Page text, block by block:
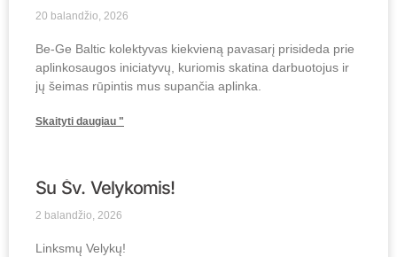
20 balandžio, 2026
Be-Ge Baltic kolektyvas kiekvieną pavasarį prisideda prie
aplinkosaugos iniciatyvų, kuriomis skatina darbuotojus ir
jų šeimas rūpintis mus supančia aplinka.
Skaityti daugiau "
Su Šv. Velykomis!
2 balandžio, 2026
Linksmų Velykų!